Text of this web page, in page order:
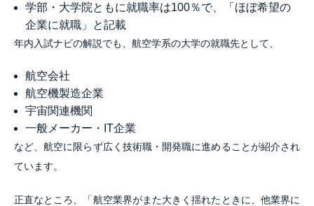
学部・大学院ともに就職率は100％で、「ほぼ希望の
企業に就職」と記載
年内入試ナビの解説でも、航空学系の大学の就職先として、
航空会社
航空機製造企業
宇宙関連機関
一般メーカー・IT企業
など、航空に限らず広く技術職・開発職に進めることが紹介され
ています。
正直なところ、「航空業界がまた大きく揺れたときに、他業界に